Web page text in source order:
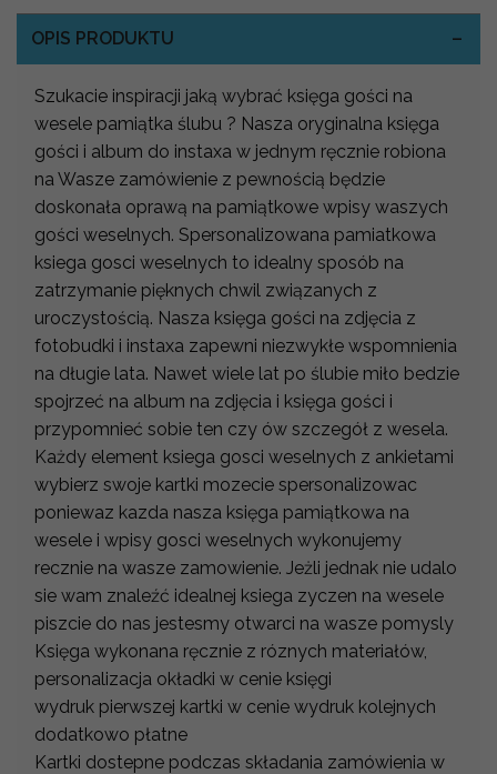
OPIS PRODUKTU
Szukacie inspiracji jaką wybrać księga gości na
wesele pamiątka ślubu ? Nasza oryginalna księga
gości i album do instaxa w jednym ręcznie robiona
na Wasze zamówienie z pewnością będzie
doskonała oprawą na pamiątkowe wpisy waszych
gości weselnych. Spersonalizowana pamiatkowa
ksiega gosci weselnych to idealny sposób na
zatrzymanie pięknych chwil związanych z
uroczystością. Nasza księga gości na zdjęcia z
fotobudki i instaxa zapewni niezwykłe wspomnienia
na długie lata. Nawet wiele lat po ślubie miło bedzie
spojrzeć na album na zdjęcia i księga gości i
przypomnieć sobie ten czy ów szczegół z wesela.
Każdy element ksiega gosci weselnych z ankietami
wybierz swoje kartki mozecie spersonalizowac
poniewaz kazda nasza księga pamiątkowa na
wesele i wpisy gosci weselnych wykonujemy
recznie na wasze zamowienie. Jeżli jednak nie udalo
sie wam znaleźć idealnej ksiega zyczen na wesele
piszcie do nas jestesmy otwarci na wasze pomysly
Księga wykonana ręcznie z róznych materiałów,
personalizacja okładki w cenie księgi
wydruk pierwszej kartki w cenie wydruk kolejnych
dodatkowo płatne
Kartki dostepne podczas składania zamówienia w